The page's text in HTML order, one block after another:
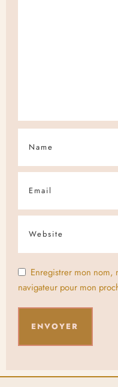
Enregistrer mon nom,
navigateur pour mon